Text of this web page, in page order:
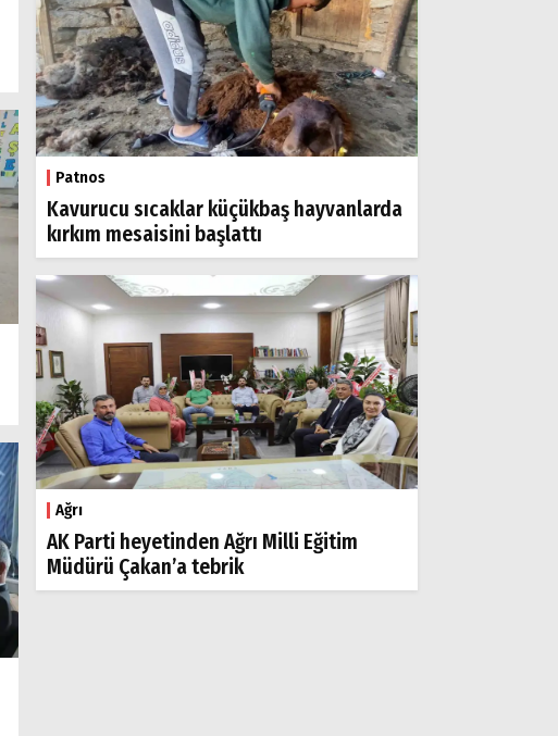
Patnos
Kavurucu sıcaklar küçükbaş hayvanlarda
kırkım mesaisini başlattı
Ağrı
AK Parti heyetinden Ağrı Milli Eğitim
Müdürü Çakan’a tebrik